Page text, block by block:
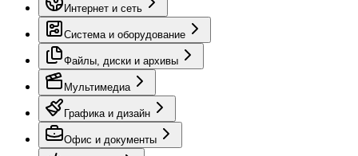
Интернет и сеть
Система и оборудование
Файлы, диски и архивы
Мультимедиа
Графика и дизайн
Офис и документы